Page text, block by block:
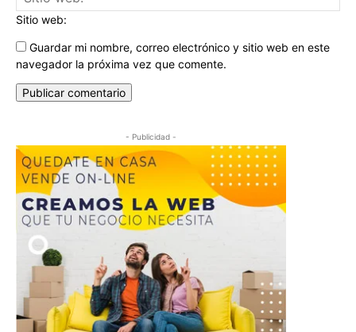
Sitio web:
Guardar mi nombre, correo electrónico y sitio web en este
navegador la próxima vez que comente.
- Publicidad -